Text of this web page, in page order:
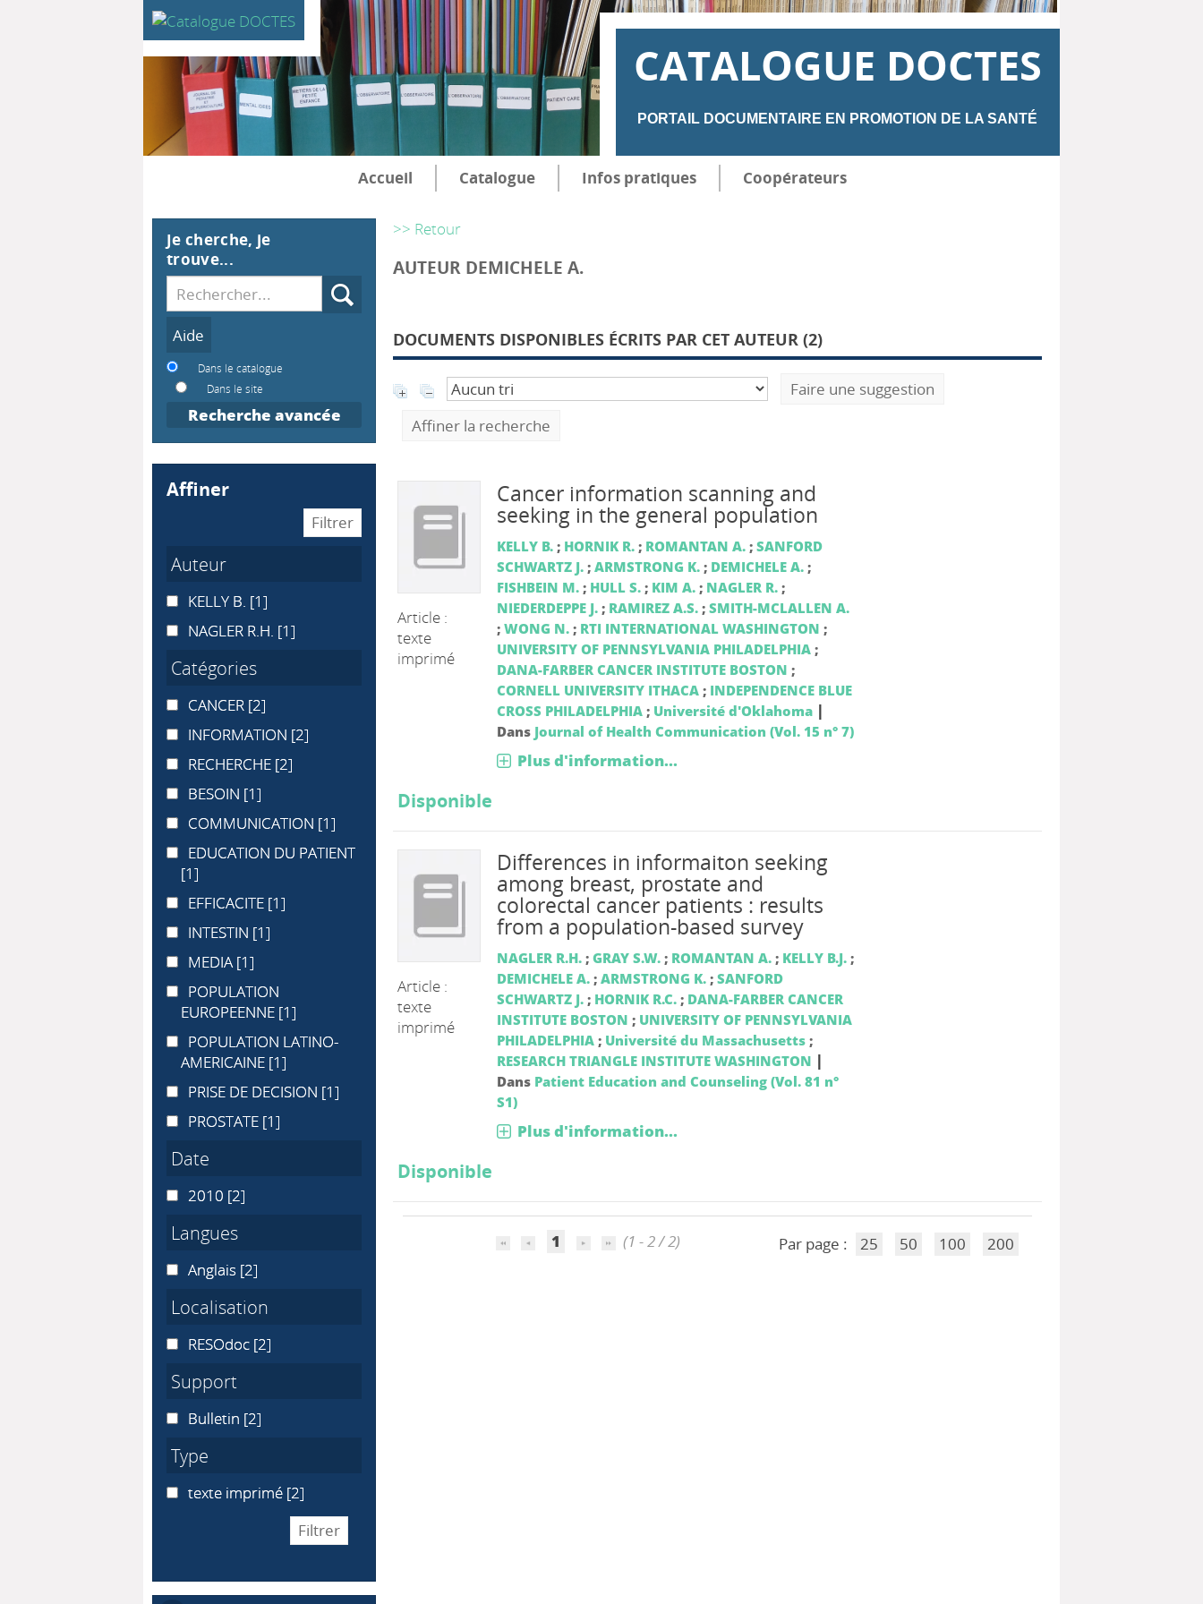
CATALOGUE DOCTES
PORTAIL DOCUMENTAIRE EN PROMOTION DE LA SANTÉ
Accueil Catalogue Infos pratiques Coopérateurs
>> Retour
AUTEUR DEMICHELE A.
DOCUMENTS DISPONIBLES ÉCRITS PAR CET AUTEUR (2)
Faire une suggestion
Affiner la recherche
Article :
texte
imprimé
Cancer information scanning and
seeking in the general population
KELLY B.; HORNIK R.; ROMANTAN A.; SANFORD
SCHWARTZ J.; ARMSTRONG K.; DEMICHELE A.;
FISHBEIN M.; HULL S.; KIM A.; NAGLER R.;
NIEDERDEPPE J.; RAMIREZ A.S.; SMITH-MCLALLEN A.
; WONG N.; RTI INTERNATIONAL WASHINGTON ;
UNIVERSITY OF PENNSYLVANIA PHILADELPHIA;
DANA-FARBER CANCER INSTITUTE BOSTON ;
CORNELL UNIVERSITY ITHACA; INDEPENDENCE BLUE
CROSS PHILADELPHIA; Université d'Oklahoma |
Dans Journal of Health Communication (Vol. 15 n° 7)
Plus d'information...
Disponible
Article :
texte
imprimé
Differences in informaiton seeking
among breast, prostate and
colorectal cancer patients : results
from a population-based survey
NAGLER R.H.; GRAY S.W.; ROMANTAN A.; KELLY B.J.;
DEMICHELE A.; ARMSTRONG K.; SANFORD
SCHWARTZ J.; HORNIK R.C.; DANA-FARBER CANCER
INSTITUTE BOSTON ; UNIVERSITY OF PENNSYLVANIA
PHILADELPHIA; Université du Massachusetts;
RESEARCH TRIANGLE INSTITUTE WASHINGTON |
Dans Patient Education and Counseling (Vol. 81 n°
S1)
Plus d'information...
Disponible
1 (1 - 2 / 2) Par page : 25 50 100 200
Je cherche, je
trouve...
Recherche
Dans le catalogue
Dans le site
Recherche avancée
affiner
Auteur
KELLY B.
KELLY B. [1]
NAGLER R.H.
NAGLER R.H. [1]
Catégories
CANCER
CANCER [2]
INFORMATION
INFORMATION [2]
RECHERCHE
RECHERCHE [2]
BESOIN
BESOIN [1]
COMMUNICATION
COMMUNICATION [1]
EDUCATION DU PATIENT
EDUCATION DU PATIENT
[1]
EFFICACITE
EFFICACITE [1]
INTESTIN
INTESTIN [1]
MEDIAMEDIA [1]
POPULATION EUROPEENNE
POPULATION
EUROPEENNE [1]
POPULATION LATINO-AMERICAINE
POPULATION LATINO-
AMERICAINE [1]
PRISE DE DECISION
PRISE DE DECISION [1]
PROSTATE
PROSTATE [1]
Date
20102010 [2]
Langues
Anglais
Anglais [2]
Localisation
RESOdoc
RESOdoc [2]
Support
Bulletin
Bulletin [2]
Type
texte imprimé
texte imprimé [2]